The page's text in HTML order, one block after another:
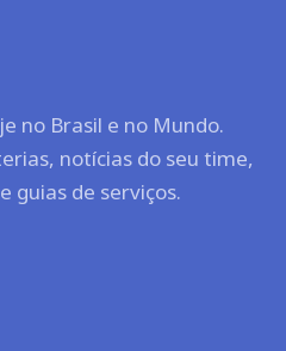
no Brasil e no Mundo.
notícias do seu time,
guias de serviços.